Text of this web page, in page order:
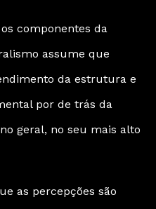
componentes da
assume que
da estrutura e
por de trás da
geral, no seu mais alto
as percepções são